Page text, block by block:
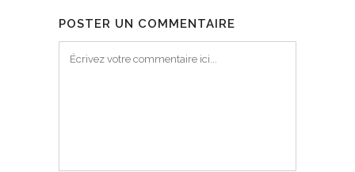
POSTER UN COMMENTAIRE